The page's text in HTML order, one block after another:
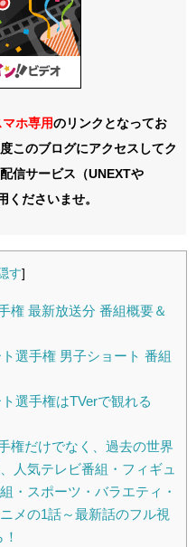
マホ専用のリンクとなってお
このブログにアクセスしてク
信サービス（UNEXTや
ださいませ。
す]
権 最新放送分 番組概要＆
選手権 男子ショート 番組
選手権はTVerで観れる
権だけでなく、過去の世界
人気テレビ番組・フィギュ
・スポーツ・バラエティ・
メの1話～最新話のフル視